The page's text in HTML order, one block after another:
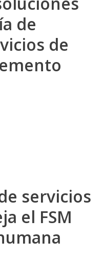
de
de
servicios
el FSM